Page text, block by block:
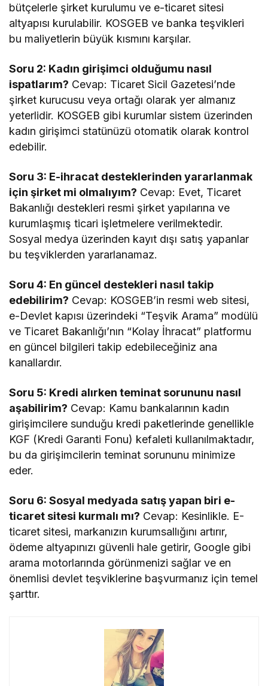
bütçelerle şirket kurulumu ve e-ticaret sitesi
altyapısı kurulabilir. KOSGEB ve banka teşvikleri
bu maliyetlerin büyük kısmını karşılar.
Soru 2: Kadın girişimci olduğumu nasıl
ispatlarım? Cevap: Ticaret Sicil Gazetesi’nde
şirket kurucusu veya ortağı olarak yer almanız
yeterlidir. KOSGEB gibi kurumlar sistem üzerinden
kadın girişimci statünüzü otomatik olarak kontrol
edebilir.
Soru 3: E-ihracat desteklerinden yararlanmak
için şirket mi olmalıyım? Cevap: Evet, Ticaret
Bakanlığı destekleri resmi şirket yapılarına ve
kurumlaşmış ticari işletmelere verilmektedir.
Sosyal medya üzerinden kayıt dışı satış yapanlar
bu teşviklerden yararlanamaz.
Soru 4: En güncel destekleri nasıl takip
edebilirim? Cevap: KOSGEB’in resmi web sitesi,
e-Devlet kapısı üzerindeki “Teşvik Arama” modülü
ve Ticaret Bakanlığı’nın “Kolay İhracat” platformu
en güncel bilgileri takip edebileceğiniz ana
kanallardır.
Soru 5: Kredi alırken teminat sorununu nasıl
aşabilirim? Cevap: Kamu bankalarının kadın
girişimcilere sunduğu kredi paketlerinde genellikle
KGF (Kredi Garanti Fonu) kefaleti kullanılmaktadır,
bu da girişimcilerin teminat sorununu minimize
eder.
Soru 6: Sosyal medyada satış yapan biri e-
ticaret sitesi kurmalı mı? Cevap: Kesinlikle. E-
ticaret sitesi, markanızın kurumsallığını artırır,
ödeme altyapınızı güvenli hale getirir, Google gibi
arama motorlarında görünmenizi sağlar ve en
önemlisi devlet teşviklerine başvurmanız için temel
şarttır.